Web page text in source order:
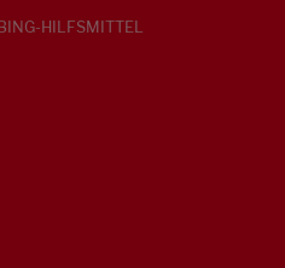
HILFSMITTEL